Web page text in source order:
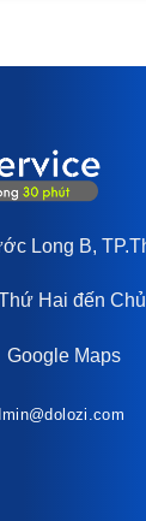
Long B,
Hai đến
Google Maps